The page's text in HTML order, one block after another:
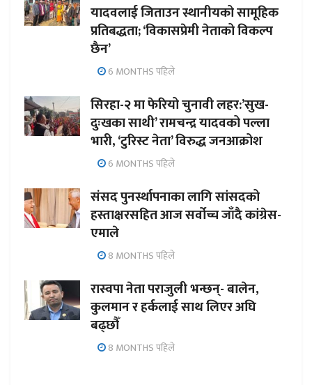
यादवलाई जिताउन स्थानीयको सामूहिक
प्रतिबद्धता; ‘विकासप्रेमी नेताको विकल्प
छैन’
6 MONTHS पहिले
सिरहा-२ मा फेरियो चुनावी लहर:’सुख-
दुःखका साथी’ रामचन्द्र यादवको पल्ला
भारी, ‘टुरिस्ट नेता’ विरुद्ध जनआक्रोश
6 MONTHS पहिले
संसद पुनर्स्थापनाका लागि सांसदको
हस्ताक्षरसहित आज सर्वोच्च जाँदै कांग्रेस-
एमाले
8 MONTHS पहिले
रास्वपा नेता पराजुली भन्छन्- बालेन,
कुलमान र हर्कलाई साथ लिएर अघि
बढ्छौँ
8 MONTHS पहिले